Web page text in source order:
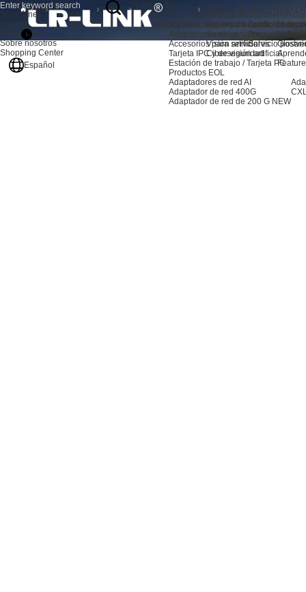
Productos
Adaptadores de servidor AI
Adaptadores de servidor
Accesorios para servidores
Tarjeta IPC y de visión artificial
Estación de trabajo / Tarjeta PC
Productos EOL
Adaptadores de red AI
Adaptador de red 400G
Adaptador de red de 200 G NEW
Soluciones
Expansión de
Servidor
Visión artificial
Ciberseguridad
Soporte
Centro de
Preguntas
Servicio
Video
Productos
Soluciones
Soporte
Resources
Sobre nosotros
Shopping Center
Español
Inicio Sobre
nosotros
Noticias
Noticias de
empresa
La tarjeta de matriz RAID LR-LINK agiliza y hace más segura la edición de